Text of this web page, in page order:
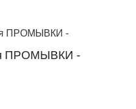
ПРОМЫВКИ -
ПРОМЫВКИ -